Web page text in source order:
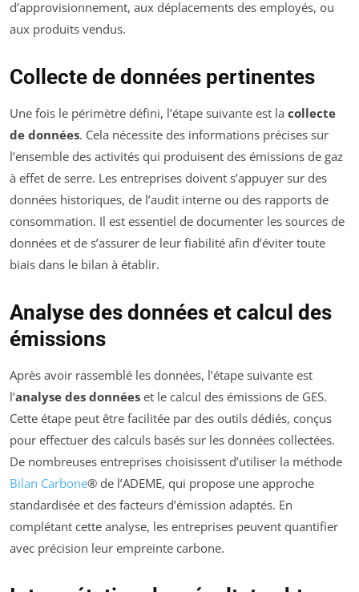
d’approvisionnement, aux déplacements des employés, ou
aux produits vendus.
Collecte de données pertinentes
Une fois le périmètre défini, l’étape suivante est la collecte
de données. Cela nécessite des informations précises sur
l’ensemble des activités qui produisent des émissions de gaz
à effet de serre. Les entreprises doivent s’appuyer sur des
données historiques, de l’audit interne ou des rapports de
consommation. Il est essentiel de documenter les sources de
données et de s’assurer de leur fiabilité afin d’éviter toute
biais dans le bilan à établir.
Analyse des données et calcul des
émissions
Après avoir rassemblé les données, l’étape suivante est
l’analyse des données et le calcul des émissions de GES.
Cette étape peut être facilitée par des outils dédiés, conçus
pour effectuer des calculs basés sur les données collectées.
De nombreuses entreprises choisissent d’utiliser la méthode
Bilan Carbone® de l’ADEME, qui propose une approche
standardisée et des facteurs d’émission adaptés. En
complétant cette analyse, les entreprises peuvent quantifier
avec précision leur empreinte carbone.